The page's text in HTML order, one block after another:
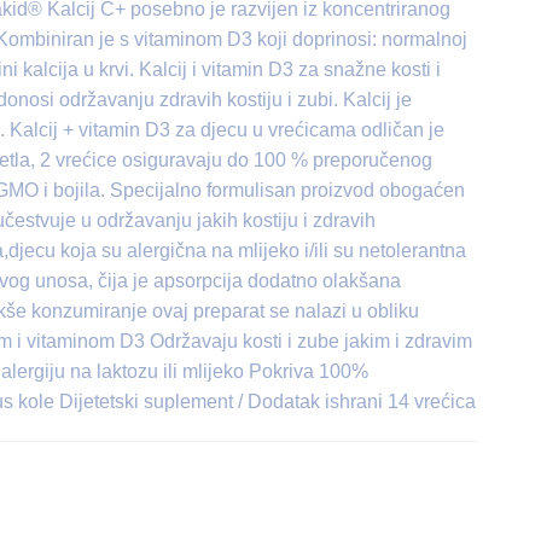
Kalcij C+ posebno je razvijen iz koncentriranog
je s vitaminom D3 koji doprinosi: normalnoj
kalcija u krvi. Kalcij i vitamin D3 za snažne kosti i
održavanju zdravih kostiju i zubi. Kalcij je
+ vitamin D3 za djecu u vrećicama odličan je
2 vrećice osiguravaju do 100 % preporučenog
i bojila. Specijalno formulisan proizvod obogaćen
u održavanju jakih kostiju i zdravih
koja su alergična na mlijeko i/ili su netolerantna
unosa, čija je apsorpcija dodatno olakšana
konzumiranje ovaj preparat se nalazi u obliku
i vitaminom D3 Održavaju kosti i zube jakim i zdravim
na laktozu ili mlijeko Pokriva 100%
kole Dijetetski suplement / Dodatak ishrani 14 vrećica